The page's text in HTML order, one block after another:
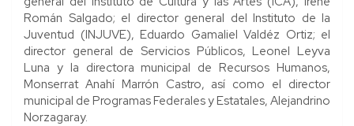
Román Salgado; el director general del Instituto de la
Juventud (INJUVE), Eduardo Gamaliel Valdéz Ortiz; el
director general de Servicios Públicos, Leonel Leyva
Luna y la directora municipal de Recursos Humanos,
Monserrat Anahí Marrón Castro, así como el director
municipal de Programas Federales y Estatales, Alejandrino
Norzagaray.